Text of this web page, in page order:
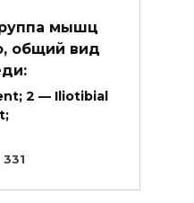
мышц
общий вид
2 — Iliotibial
331